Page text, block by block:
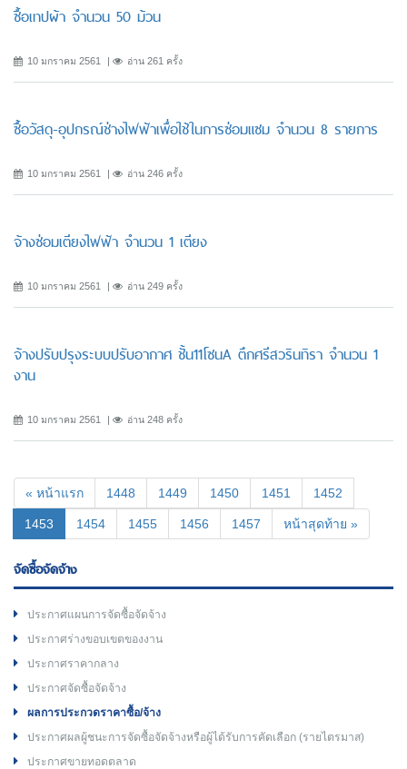
ซื้อเทปผ้า จำนวน 50 ม้วน
10 มกราคม 2561 อ่าน 261 ครั้ง
ซื้อวัสดุ-อุปกรณ์ช่างไฟฟ้าเพื่อใช้ในการซ่อมแซม จำนวน 8 รายการ
10 มกราคม 2561 อ่าน 246 ครั้ง
จ้างซ่อมเตียงไฟฟ้า จำนวน 1 เตียง
10 มกราคม 2561 อ่าน 249 ครั้ง
จ้างปรับปรุงระบบปรับอากาศ ชั้น11โซนA ตึกศรีสวรินทิรา จำนวน 1
งาน
10 มกราคม 2561 อ่าน 248 ครั้ง
« หน้าแรก 1448 1449 1450 1451 1452
1453 (current)
1454 1455 1456 1457 หน้าสุดท้าย »
จัดซื้อจัดจ้าง
ประกาศแผนการจัดซื้อจัดจ้าง
ประกาศร่างขอบเขตของงาน
ประกาศราคากลาง
ประกาศจัดซื้อจัดจ้าง
ผลการประกวดราคาซื้อ/จ้าง
ประกาศผลผู้ชนะการจัดซื้อจัดจ้างหรือผู้ได้รับการคัดเลือก (รายไตรมาส)
ประกาศขายทอดตลาด